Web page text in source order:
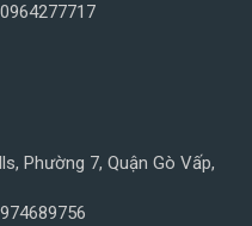
Phường 7, Quận Gò Vấp,